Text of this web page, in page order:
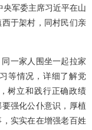
央军委主席习近平在山
于架村，同村民们亲
一家人围坐一起拉家
等情况，详细了解党
树立和践行正确政绩
强化公仆意识，厚植
实实在在增强老百姓